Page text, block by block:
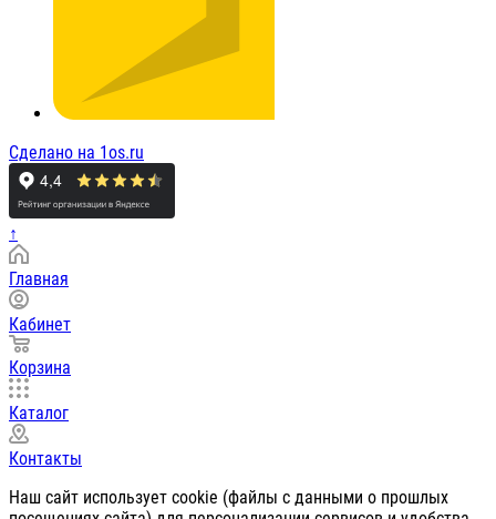
Сделано на 1os.ru
↑
Главная
Кабинет
Корзина
Каталог
Контакты
Наш сайт использует cookie (файлы с данными о прошлых